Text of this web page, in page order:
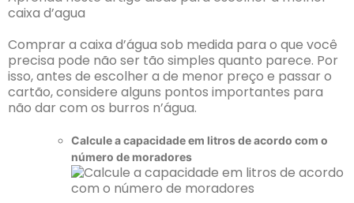
caixa d’agua
Comprar a caixa d’água sob medida para o que você
precisa pode não ser tão simples quanto parece. Por
isso, antes de escolher a de menor preço e passar o
cartão, considere alguns pontos importantes para
não dar com os burros n’água.
Calcule a capacidade em litros de acordo com o
número de moradores